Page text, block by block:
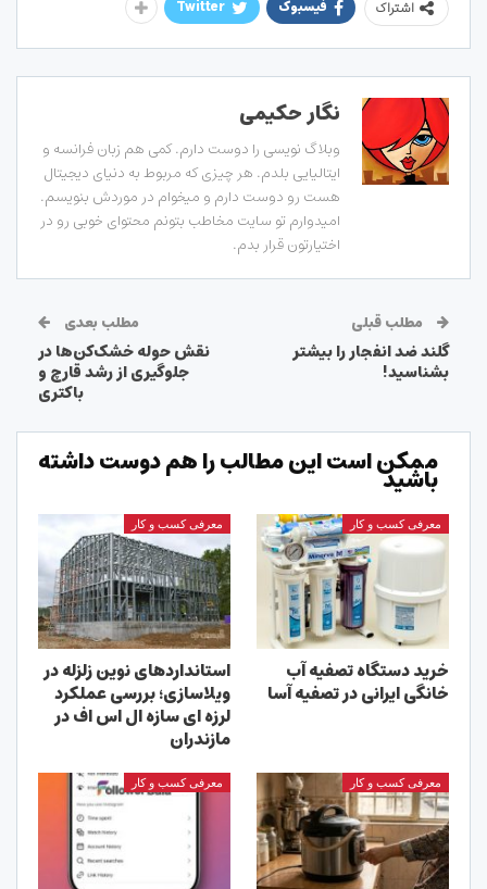
اشتراک فیسبوک Twitter
نگار حکیمی
وبلاگ نویسی را دوست دارم. کمی هم زبان فرانسه و
ایتالیایی بلدم. هر چیزی که مربوط به دنیای دیجیتال
هست رو دوست دارم و میخوام در موردش بنویسم.
امیدوارم تو سایت مخاطب بتونم محتوای خوبی رو در
اختیارتون قرار بدم.
مطلب قبلی
گلند ضد انفجار را بیشتر
بشناسید!
مطلب بعدی
نقش حوله خشک‌کن‌ها در
جلوگیری از رشد قارچ و
باکتری
ممکن است این مطالب را هم دوست داشته
باشید
معرفی کسب و کار
خرید دستگاه تصفیه آب
خانگی ایرانی در تصفیه آسا
معرفی کسب و کار
استانداردهای نوین زلزله در
ویلاسازی؛ بررسی عملکرد
لرزه ای سازه ال اس اف در
مازندران
معرفی کسب و کار معرفی کسب و کار